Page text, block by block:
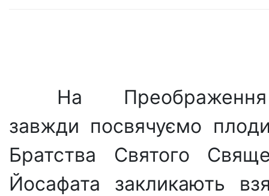
На
завжди посвячуємо
Братства Святого
Йосафата закликають